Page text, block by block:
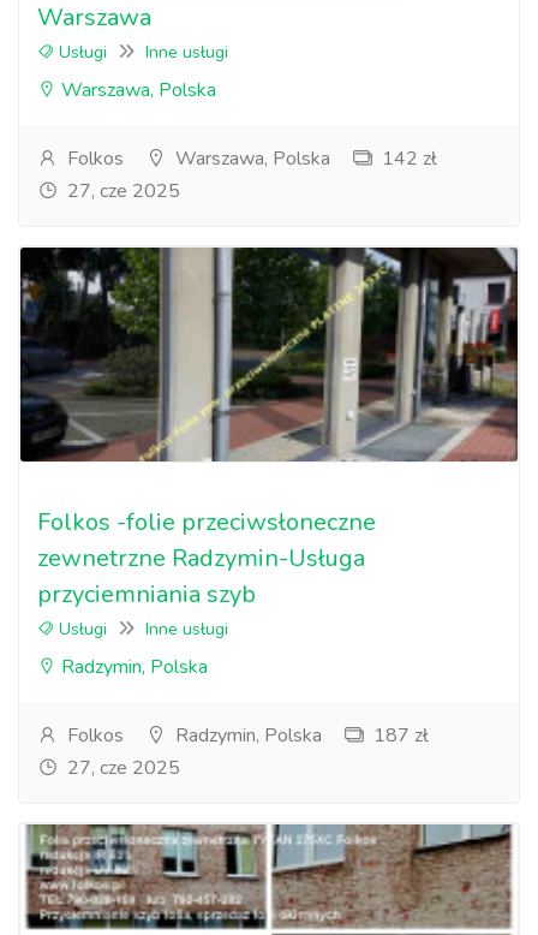
Warszawa
Usługi Inne usługi
Warszawa, Polska
Folkos Warszawa, Polska
142 zł
27, cze 2025
Folkos -folie przeciwsłoneczne
zewnetrzne Radzymin-Usługa
przyciemniania szyb
Usługi Inne usługi
Radzymin, Polska
Folkos Radzymin, Polska
187 zł
27, cze 2025